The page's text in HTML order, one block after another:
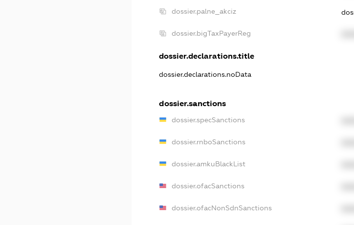
dossier.palne_akciz
dossier.bigTaxPayerReg
dossier.declarations.title
dossier.declarations.noData
dossier.sanctions
dossier.specSanctions
dossier.rnboSanctions
dossier.amkuBlackList
dossier.ofacSanctions
dossier.ofacNonSdnSanctions